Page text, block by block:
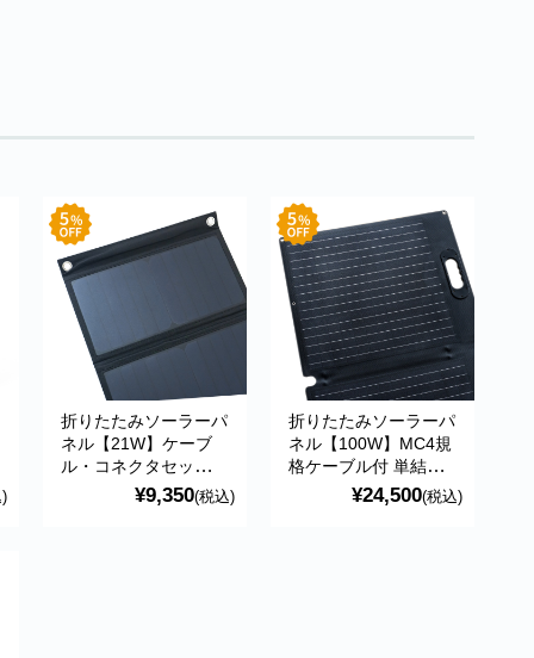
折りたたみソーラーパ
ネル【21W】ケーブ
ル・コネクタセット付
単結晶シリコン太陽電
池使用 コンパクト 持
¥9,350(税込)
折りたたみソーラーパ
ネル【100W】MC4規
格ケーブル付 単結晶
シリコン ２折り コン
パクト 持ち運び
¥24,500(税込)